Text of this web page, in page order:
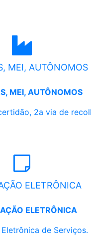
MEI, AUTÔNOMOS
MEI, AUTÔNOMOS
2a via de
ELETRÔNICA
ELETRÔNICA
de Serviços.